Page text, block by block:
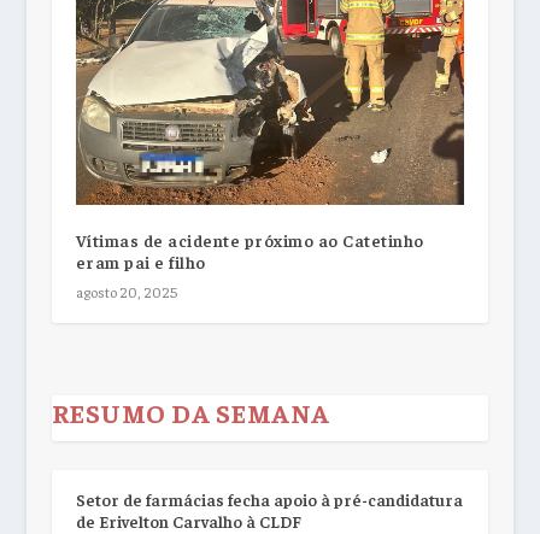
Vítimas de acidente próximo ao Catetinho
eram pai e filho
agosto 20, 2025
RESUMO DA SEMANA
Setor de farmácias fecha apoio à pré-candidatura
de Erivelton Carvalho à CLDF